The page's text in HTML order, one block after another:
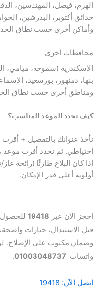
حدائق أكتوبر، البدرشين،
وأماكن أخرى حسب نطاق
محافظات أخرى
الإسكندرية (سموحة، ميامي،
بنها، دمنهور، بورسعيد،
ومناطق أخرى حسب نطاق
كيف نحدد الموعد المناسب؟
نأخذ عنوانك بالتفصيل +
احتياطي. ثم نحدد أقرب موعد
إذا كان البلاغ طارئًا (رائحة
أولوية أعلى قدر الإمكان.
احجز الآن عبر 19418
قبل الاستبدال، خيارات واضحة،
وضمان مكتوب على الإصلاح.
واتساب: 01003048737
.
اتصل الآن: 19418